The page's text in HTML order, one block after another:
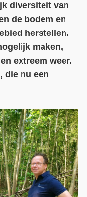
diversiteit van
de bodem en
herstellen.
maken,
extreem weer.
die nu een
Klimaatadaptatie
Dommelland